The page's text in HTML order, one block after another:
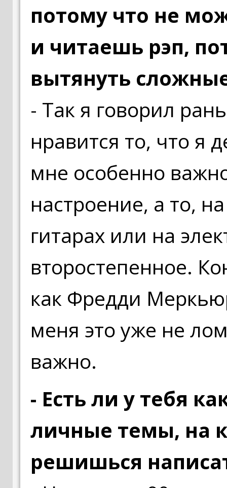
потому что не
и читаешь рэп,
вытянуть
- Так я говорил
нравится то, что я
мне особенно
настроение, а то,
гитарах или на
второстепенное.
как Фредди
меня это уже не
важно.
- Есть ли у тебя
личные темы, на
решишься